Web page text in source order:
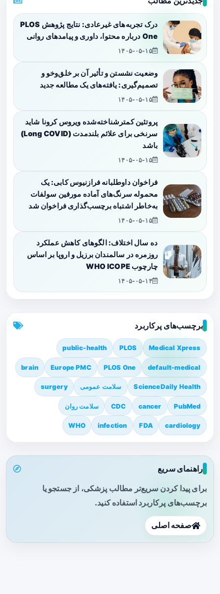
درک تجربه‌های غیرعادی: نتایج پژوهش PLOS
One درباره محتوا، داوری و پیامدهای روانی
۱۴۰۵-۰۵-۱۵
وضعیت نشستن و تأثیر آن بر خلق‌وخو و
تصمیم‌گیری: یافته‌های یک مطالعه جدید
۱۴۰۵-۰۵-۱۵
پروتئین کمترشناخته‌شده ویروس کرونا شاید
سرنخی برای علائم بلندمدت (Long COVID)
باشد
۱۴۰۵-۰۵-۱۵
فراخوان داوطلبانه فرازنیوس کابی: یک
محموله سرنگ‌های آماده مورفین سولفات
به‌خاطر اشتباه برچسب‌گذاری فراخوان شد
۱۴۰۵-۰۵-۱۵
ده سال اختلاف: الگوهای کاهش عملکرد
روزمره در سالمندان برزیل و اروپا بر اساس
چارچوب WHO ICOPE
۱۴۰۵-۰۵-۱۴
برچسب‌های پرکاربرد
Medical Xpress
PLOS
public-health
default-medical
PLOS One
Europe PMC
brain
ScienceDaily Health سلامت عمومی surgery
PubMed
cancer
CDC سلامت روان
cardiology
FDA
infection
WHO
راهنمای سریع
برای پیدا کردن سریع‌تر مطالب پزشکی، از جستجو یا
برچسب‌های پرکاربرد استفاده کنید.
صفحه اصلی